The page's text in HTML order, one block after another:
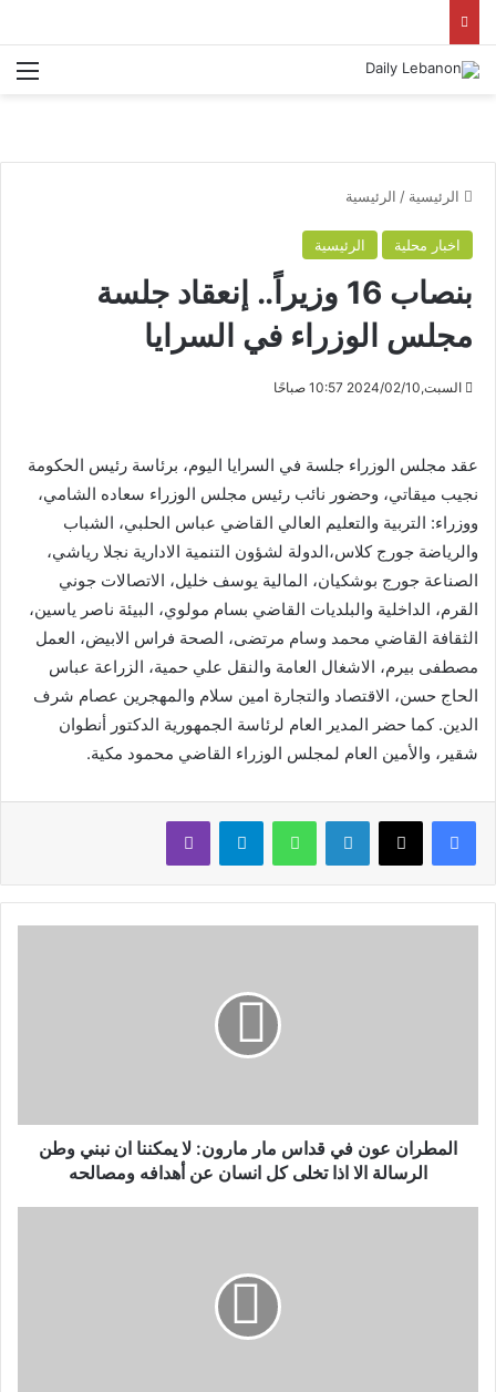
الرئيسية / الرئيسية
اخبار محلية الرئيسية
بنصاب 16 وزيراً.. إنعقاد جلسة
مجلس الوزراء في السرايا
السبت,2024/02/10 10:57 صباحًا
عقد مجلس الوزراء جلسة في السرايا اليوم، برئاسة رئيس الحكومة
نجيب ميقاتي، وحضور نائب رئيس مجلس الوزراء سعاده الشامي،
ووزراء: التربية والتعليم العالي القاضي عباس الحلبي، الشباب
والرياضة جورج كلاس،الدولة لشؤون التنمية الادارية نجلا رياشي،
الصناعة جورج بوشكيان، المالية يوسف خليل، الاتصالات جوني
القرم، الداخلية والبلديات القاضي بسام مولوي، البيئة ناصر ياسين،
الثقافة القاضي محمد وسام مرتضى، الصحة فراس الابيض، العمل
مصطفى بيرم، الاشغال العامة والنقل علي حمية، الزراعة عباس
الحاج حسن، الاقتصاد والتجارة امين سلام والمهجرين عصام شرف
الدين. كما حضر المدير العام لرئاسة الجمهورية الدكتور أنطوان
شقير، والأمين العام لمجلس الوزراء القاضي محمود مكية.
لينكدإن واتساب تيلقرام ڤايبر
المطران عون في قداس مار مارون: لا يمكننا ان نبني وطن
الرسالة الا اذا تخلى كل انسان عن أهدافه ومصالحه